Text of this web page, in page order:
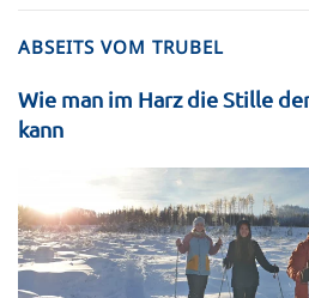
ABSEITS VOM TRUBEL
Wie man im Harz die Stille
kann